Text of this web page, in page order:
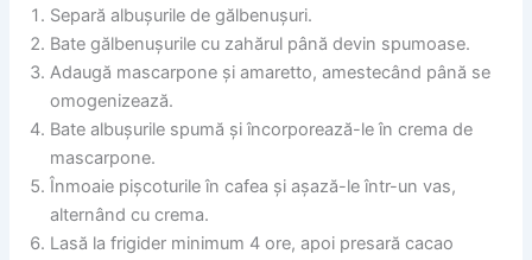
Separă albușurile de gălbenușuri.
Bate gălbenușurile cu zahărul până devin spumoase.
Adaugă mascarpone și amaretto, amestecând până se
omogenizează.
Bate albușurile spumă și încorporează-le în crema de
mascarpone.
Înmoaie pișcoturile în cafea și așază-le într-un vas,
alternând cu crema.
Lasă la frigider minimum 4 ore, apoi presară cacao